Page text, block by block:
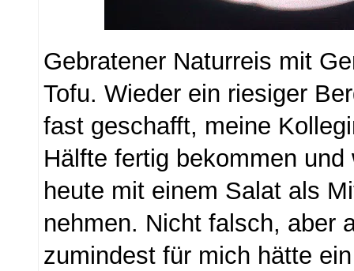
Gebratener Naturreis mit
Tofu. Wieder ein riesiger
fast geschafft, meine
Hälfte fertig bekommen
heute mit einem Salat als
nehmen. Nicht falsch, aber
zumindest für mich hätte